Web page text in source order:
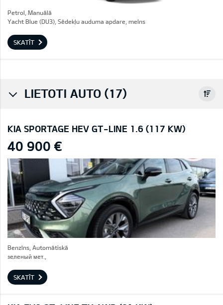
Petrol, Manuālā
Yacht Blue (DU3), Sēdekļu auduma apdare, melns
SKATĪT
LIETOTI AUTO (17)
KIA SPORTAGE HEV GT-LINE 1.6 (117 KW)
40 900 €
Benzīns, Automātiskā
зеленый мет.,
SKATĪT